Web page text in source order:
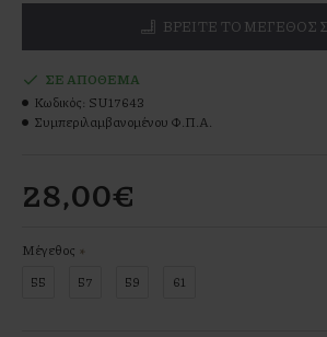
ΒΡΕΊΤΕ ΤΟ ΜΕΓΕΘΌΣ
28,00€
ΣΕ ΑΠΌΘΕΜΑ
Κωδικός: SU17643
Συμπεριλαμβανομένου Φ.Π.Α.
Μέγεθος
55
57 59 61